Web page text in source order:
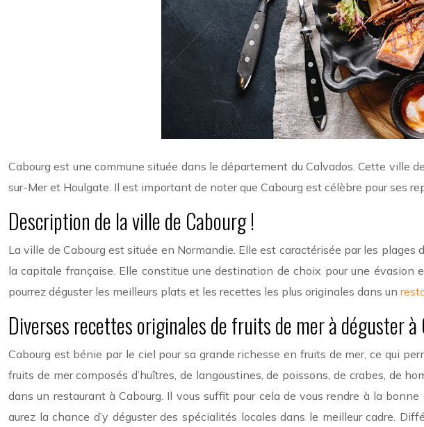
Cabourg est une commune située dans le département du Calvados. Cette ville
sur-Mer et Houlgate. Il est important de noter que Cabourg est célèbre pour ses
Description de la ville de Cabourg !
La ville de Cabourg est située en Normandie. Elle est caractérisée par les
la capitale française. Elle constitue une destination de choix pour une évasion
pourrez déguster les meilleurs plats et les recettes les plus originales dans un
Diverses recettes originales de fruits de mer à déguster à
Cabourg est bénie par le ciel pour sa grande richesse en fruits de mer, ce qui
fruits de mer composés d’huîtres, de langoustines, de poissons, de crabes, de
dans un restaurant à Cabourg. Il vous suffit pour cela de vous rendre à la
aurez la chance d’y déguster des spécialités locales dans le meilleur cadre.